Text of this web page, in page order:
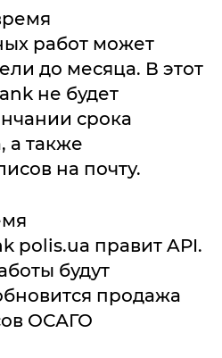
работ может
до месяца. В этот
не будет
срока
а также
на почту.
pоlis.uа правит API.
будут
продажа
ОСАГО